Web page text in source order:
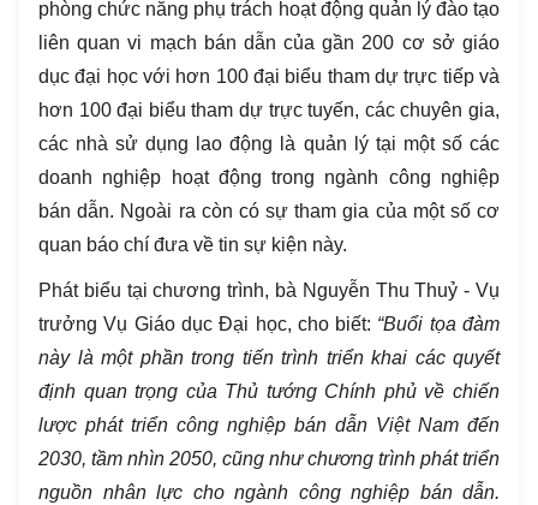
phòng chức năng phụ trách hoạt động quản lý đào tạo
liên quan vi mạch bán dẫn của gần 200 cơ sở giáo
dục đại học với hơn 100 đại biểu tham dự trực tiếp và
hơn 100 đại biểu tham dự trực tuyến, các chuyên gia,
các nhà sử dụng lao động là quản lý tại một số các
doanh nghiệp hoạt động trong ngành công nghiệp
bán dẫn. Ngoài ra còn có sự tham gia của một số cơ
quan báo chí đưa về tin sự kiện này.
Phát biểu tại chương trình, bà Nguyễn Thu Thuỷ - Vụ
trưởng Vụ Giáo dục Đại học, cho biết: “Buổi tọa đàm
này là một phần trong tiến trình triển khai các quyết
định quan trọng của Thủ tướng Chính phủ về chiến
lược phát triển công nghiệp bán dẫn Việt Nam đến
2030, tầm nhìn 2050, cũng như chương trình phát triển
nguồn nhân lực cho ngành công nghiệp bán dẫn.